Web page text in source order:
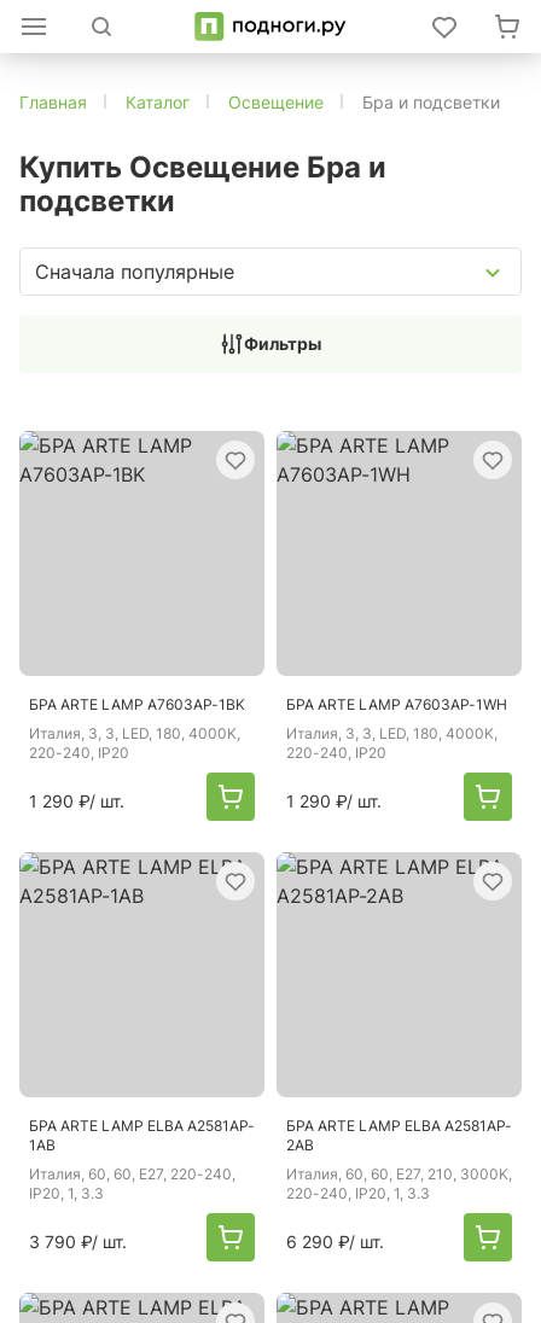
Главная Каталог Освещение Бра и подсветки
Купить Освещение Бра и
подсветки
Сначала популярные
Фильтры
БРА ARTE LAMP A7603AP-1BK
Италия, 3, 3, LED, 180, 4000K,
220-240, IP20
1 290 ₽/ шт.
БРА ARTE LAMP A7603AP-1WH
Италия, 3, 3, LED, 180, 4000K,
220-240, IP20
1 290 ₽/ шт.
БРА ARTE LAMP ELBA A2581AP-
1AB
Италия, 60, 60, E27, 220-240,
IP20, 1, 3.3
3 790 ₽/ шт.
БРА ARTE LAMP ELBA A2581AP-
2AB
Италия, 60, 60, E27, 210, 3000K,
220-240, IP20, 1, 3.3
6 290 ₽/ шт.